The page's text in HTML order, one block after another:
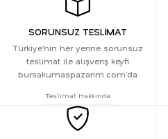
SORUNSUZ TESLİMAT
Türkiye’nin her yerine sorunsuz
teslimat ile alışveriş keyfi
bursakumaspazarim.com’da
Teslimat Hakkında